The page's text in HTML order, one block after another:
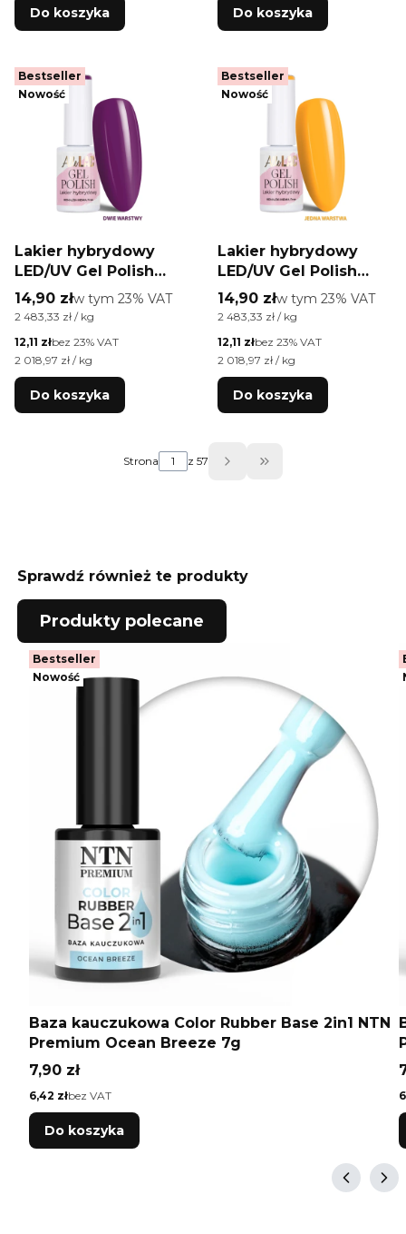
Do koszyka Do koszyka
Bestseller
Nowość
Lakier hybrydowy
LED/UV Gel Polish
Purples P16
Blackberry AlleLac
6g
Cena brutto
14,90 złw tym %s VAT
w tym 23% VAT
Cena jednostkowa brutto
2 483,33 zł / kg
Cena netto
12,11 złbez 23% VAT
Cena jednostkowa netto
2 018,97 zł / kg
Do koszyka
Bestseller
Nowość
Lakier hybrydowy
LED/UV Gel Polish
Yellows Y6 Sun Kiss
AlleLac HEMA/Di-
Cena brutto
14,90 złw tym %s VAT
w tym 23% VAT
Cena jednostkowa brutto
2 483,33 zł / kg
Cena netto
12,11 złbez 23% VAT
Cena jednostkowa netto
2 018,97 zł / kg
Do koszyka
Strona z 57 Przejdź do
Sprawdź również te produkty
Produkty polecane
Bestseller
Nowość
Baza kauczukowa Color Rubber Base 2in1 NTN
Premium Ocean Breeze 7g
Cena
7,90 zł
Cena
6,42 złbez VAT
Do koszyka